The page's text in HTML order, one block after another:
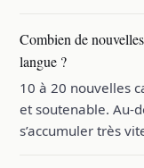
Combien de
langue ?
10 à 20 nouvelles
et soutenable. Au-
s’accumuler très